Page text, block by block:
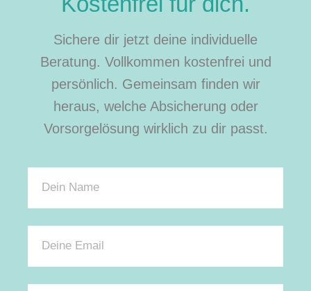
Sichere dir jetzt deine individuelle
Beratung. Vollkommen kostenfrei und
persönlich. Gemeinsam finden wir
heraus, welche Absicherung oder
Vorsorgelösung wirklich zu dir passt.